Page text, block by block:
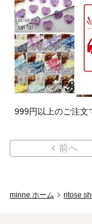
999円以上のご注文
前へ
minne ホーム ritose